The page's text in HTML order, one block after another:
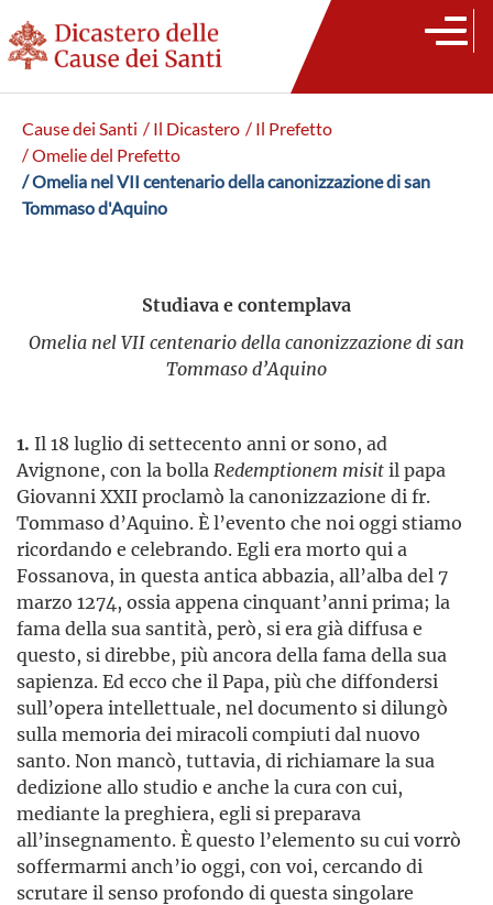
Cause dei Santi / Il Dicastero / Il Prefetto
/ Omelie del Prefetto
/ Omelia nel VII centenario della canonizzazione di san
Tommaso d'Aquino
Studiava e contemplava
Omelia nel VII centenario della canonizzazione di san
Tommaso d’Aquino
1. Il 18 luglio di settecento anni or sono, ad
Avignone, con la bolla Redemptionem misitil papa
Giovanni XXII proclamò la canonizzazione di fr.
Tommaso d’Aquino. È l’evento che noi oggi stiamo
ricordando e celebrando. Egli era morto qui a
Fossanova, in questa antica abbazia, all’alba del 7
marzo 1274, ossia appena cinquant’anni prima; la
fama della sua santità, però, si era già diffusa e
questo, si direbbe, più ancora della fama della sua
sapienza. Ed ecco che il Papa, più che diffondersi
sull’opera intellettuale, nel documento si dilungò
sulla memoria dei miracoli compiuti dal nuovo
santo. Non mancò, tuttavia, di richiamare la sua
dedizione allo studio e anche la cura con cui,
mediante la preghiera, egli si preparava
all’insegnamento. È questo l’elemento su cui vorrò
soffermarmi anch’io oggi, con voi, cercando di
scrutare il senso profondo di questa singolare